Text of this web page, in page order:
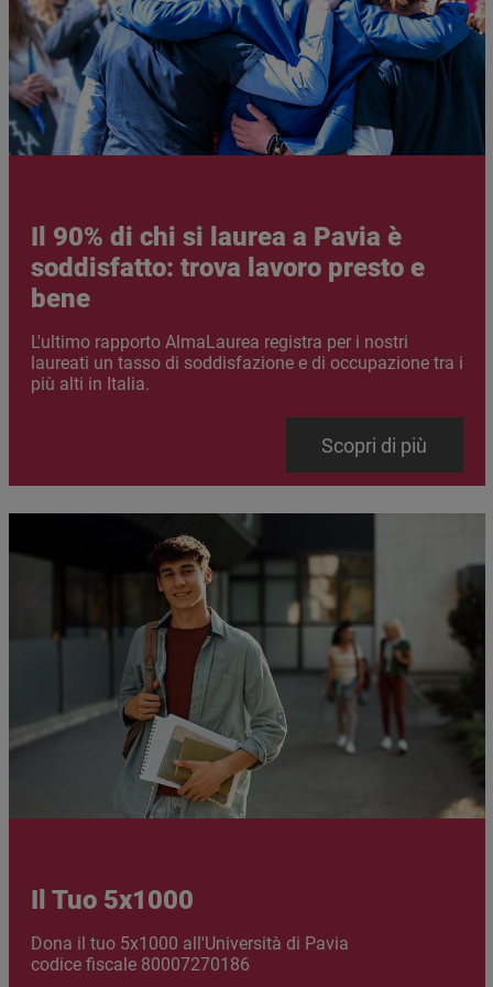
Il 90% di chi si laurea a Pavia è
soddisfatto: trova lavoro presto e
bene
Abstract
L'ultimo rapporto AlmaLaurea registra per i nostri
laureati un tasso di soddisfazione e di occupazione tra i
più alti in Italia.
Scopri di più
Il Tuo 5x1000
Abstract
Dona il tuo 5x1000 all'Università di Pavia
codice fiscale 80007270186